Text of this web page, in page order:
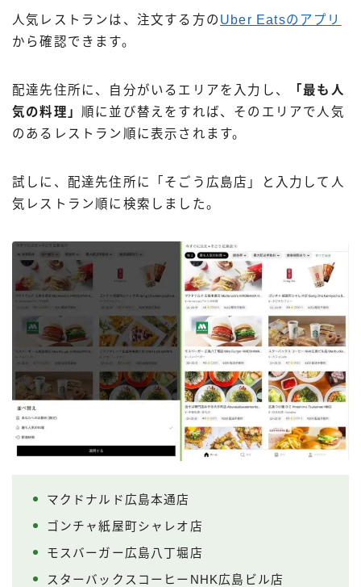
人気レストランは、注文する方の Uber Eatsのアプリ
から確認できます。
配達先住所に、自分がいるエリアを入力し、
「最も人
気の料理」 順に並び替えをすれば、そのエリアで人気
のあるレストラン順に表示されます。
試しに、配達先住所に「そごう広島店」と入力して人
気レストラン順に検索しました。
マクドナルド広島本通店
ゴンチャ紙屋町シャレオ店
モスバーガー広島八丁堀店
スターバックスコーヒーNHK広島ビル店